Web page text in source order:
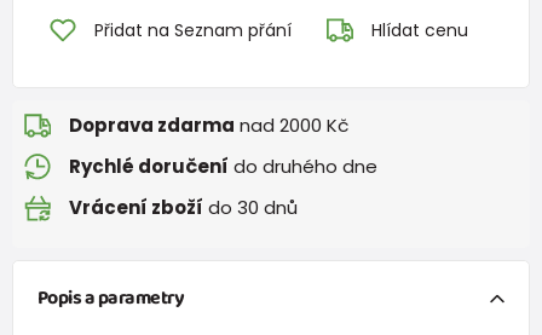
Přidat na Seznam přání Hlídat cenu
Doprava zdarma nad 2000 Kč
Rychlé doručení do druhého dne
Vrácení zboží do 30 dnů
Popis a parametry